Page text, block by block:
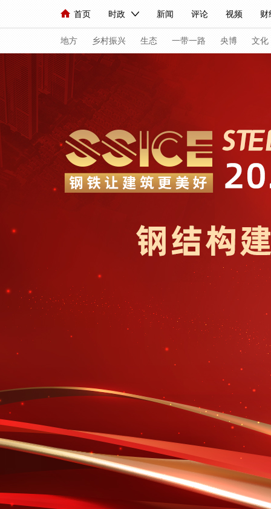
首页 时政 新闻 评论 视频 财
人民领袖习近平 联播+ 中国领导人 央视快评
直播 栏目大全 节目单 听音 微视频
海外频道 iPanda English Монгол
地方 乡村振兴 生态 一带一路 央博 文化
新闻 国内 国际 评论 经济 军事
人民领袖习近平 联播+ 热解读
视频 小央视频 小央直播 直播中国
竞猜 2026年世界杯
生活体育大
乡村振兴 生态环境
大国智造 大国展会 大国保险 云顶对话
CCTV.节目官网 直播 栏目